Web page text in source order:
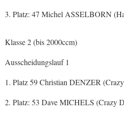
3. Platz: 47 Michel ASSELBORN
Klasse 2 (bis 2000ccm)
Ausscheidungslauf 1
1. Platz 59 Christian DENZER
2. Platz: 53 Dave MICHELS (Crazy